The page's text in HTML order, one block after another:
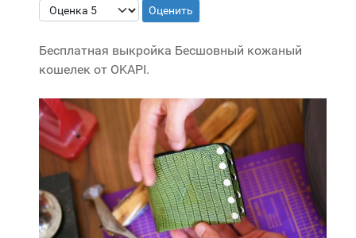
Пожалуйста, оцените
Бесплатная выкройка Бесшовный кожаный
кошелек от OKAPI.